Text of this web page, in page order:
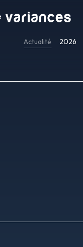
Actualité 2026